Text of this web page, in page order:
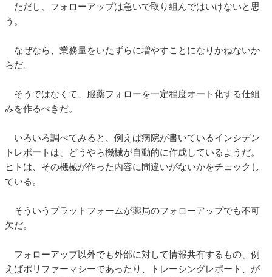
ただし、フォローアップは急いで取り組んではいけないと思
う。
なぜなら、業務量をいたずらに増やすことになりかねないか
らだ。
そうではなくて、服薬フォローを一定程度オート化する仕組
みを作るべきだ。
いろいろ調べてみると、例えば病院が書いているインシデン
トレポートは、どうやら機械が自動的に作成しているようだ。
ヒトは、その機械が作った内容に間違いがないかをチェックし
ている。
そういうプラットフォームが薬局のフォローアップでも不可
欠だ。
フォローアップ以外でも外部に対して情報共有するもの、例
えばポリファーマシーであったり、トレーシングレポート、が